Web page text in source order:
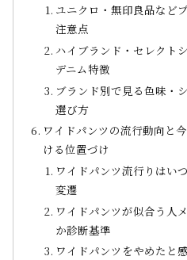
ユニクロ・無印良品など
注意点
ハイブランド・セレクト
デニム特徴
ブランド別で見る色味・
選び方
ワイドパンツの流行動向と
ける位置づけ
ワイドパンツ流行りはい
変遷
ワイドパンツが似合う人
か診断基準
ワイドパンツをやめたと